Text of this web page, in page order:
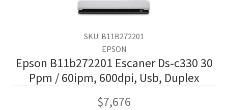
SKU: B11B272201
EPSON
Epson B11b272201 Escaner Ds-c330 30
Ppm / 60ipm, 600dpi, Usb, Duplex
$7,676